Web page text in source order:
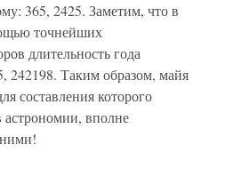
365, 2425. Заметим, что в
точнейших
длительность года
242198. Таким образом, майя
составления которого
астрономии, вполне